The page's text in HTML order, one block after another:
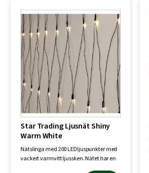
Star Trading Ljusnät Shiny
Warm White
Nätslinga med 200 LEDljuspunkter med
vackert varmvitt ljussken. Nätet har en